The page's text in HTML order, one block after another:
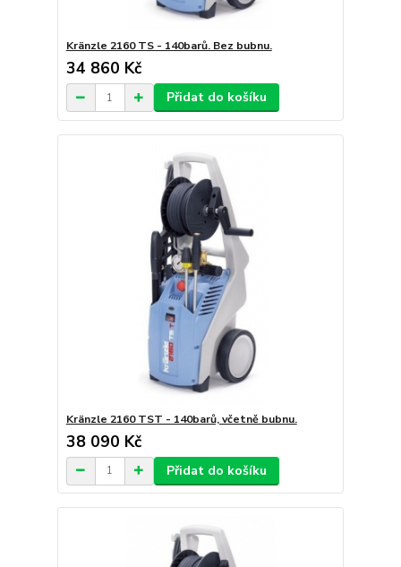
Kränzle 2160 TS - 140barů. Bez bubnu.
34 860 Kč
Přidat do košíku
Kränzle 2160 TST - 140barů, včetně bubnu.
38 090 Kč
Přidat do košíku